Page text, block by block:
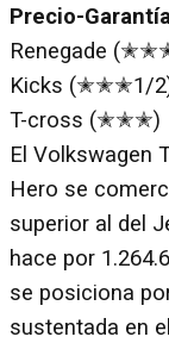
Precio-
Renegade
Kicks (✭✭✭1/
T-cross (✭✭✭)
El Volkswagen
Hero se
superior al del
hace por
se posiciona
sustentada en